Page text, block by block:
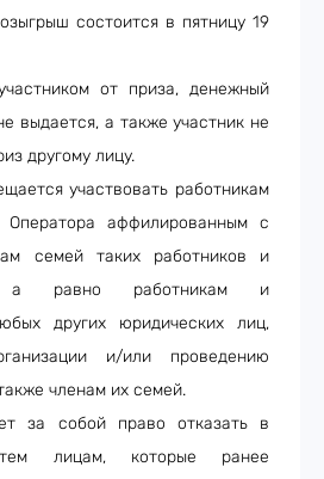
состоится в пятницу 19
от приза, денежный
выдается, а также участник не
другому лицу.
участвовать работникам
Оператора аффилированным с
семей таких работников и
а равно работникам и
других юридических лиц,
и/или проведению
членам их семей.
за собой право отказать в
лицам, которые ранее